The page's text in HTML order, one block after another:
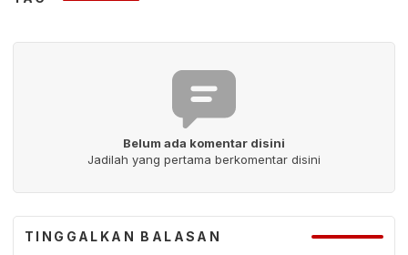
Belum ada komentar disini
Jadilah yang pertama berkomentar disini
TINGGALKAN BALASAN